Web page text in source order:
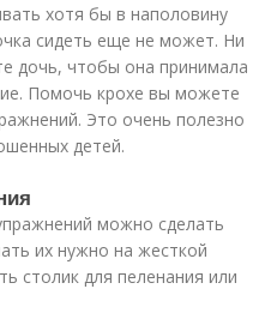
хотя бы в наполовину
сидеть еще не может. Ни
дочь, чтобы она принимала
Помочь крохе вы можете
Это очень полезно
детей.
можно сделать
их нужно на жесткой
столик для пеленания или